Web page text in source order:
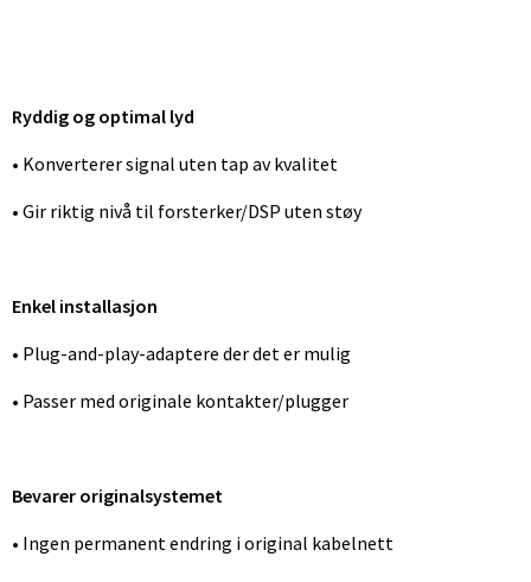
Ryddig og optimal lyd
• Konverterer signal uten tap av kvalitet
• Gir riktig nivå til forsterker/DSP uten støy
Enkel installasjon
• Plug-and-play-adaptere der det er mulig
• Passer med originale kontakter/plugger
Bevarer originalsystemet
• Ingen permanent endring i original kabelnett